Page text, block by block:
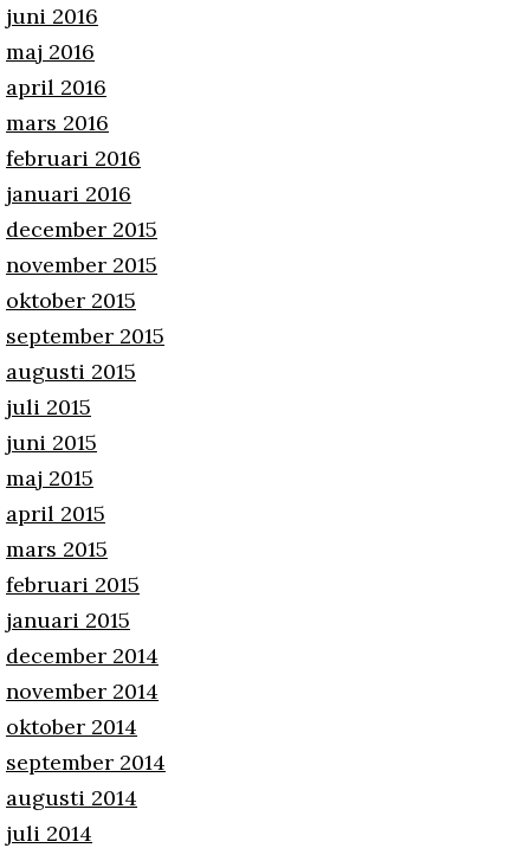
juni 2016
maj 2016
april 2016
mars 2016
februari 2016
januari 2016
december 2015
november 2015
oktober 2015
september 2015
augusti 2015
juli 2015
juni 2015
maj 2015
april 2015
mars 2015
februari 2015
januari 2015
december 2014
november 2014
oktober 2014
september 2014
augusti 2014
juli 2014